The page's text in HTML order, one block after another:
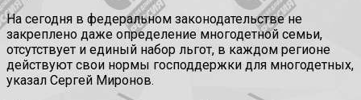
На сегодня в федеральном законодательстве не
закреплено даже определение многодетной семьи,
отсутствует и единый набор льгот, в каждом регионе
действуют свои нормы господдержки для многодетных,
указал Сергей Миронов.